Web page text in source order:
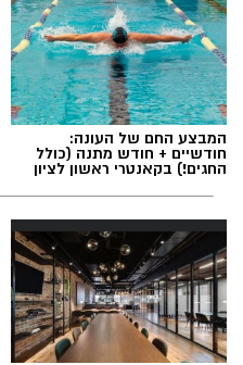
המבצע החם של העונה:
חודשיים + חודש מתנה (כולל
החגים!) בקאנטרי ראשון לציון